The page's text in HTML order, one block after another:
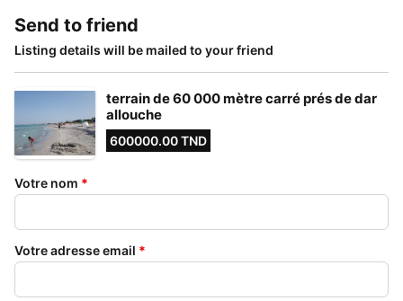
Send to friend
Listing details will be mailed to your friend
terrain de 60 000 mètre carré prés de dar
allouche
600000.00 TND
Votre nom *
Votre adresse email *